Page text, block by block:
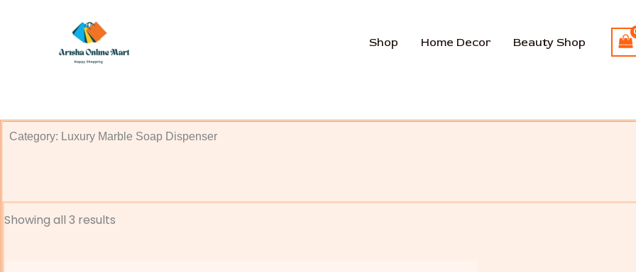
Shop Home Decor Beauty Shop
Category: Luxury Marble Soap Dispenser
Showing all 3 results